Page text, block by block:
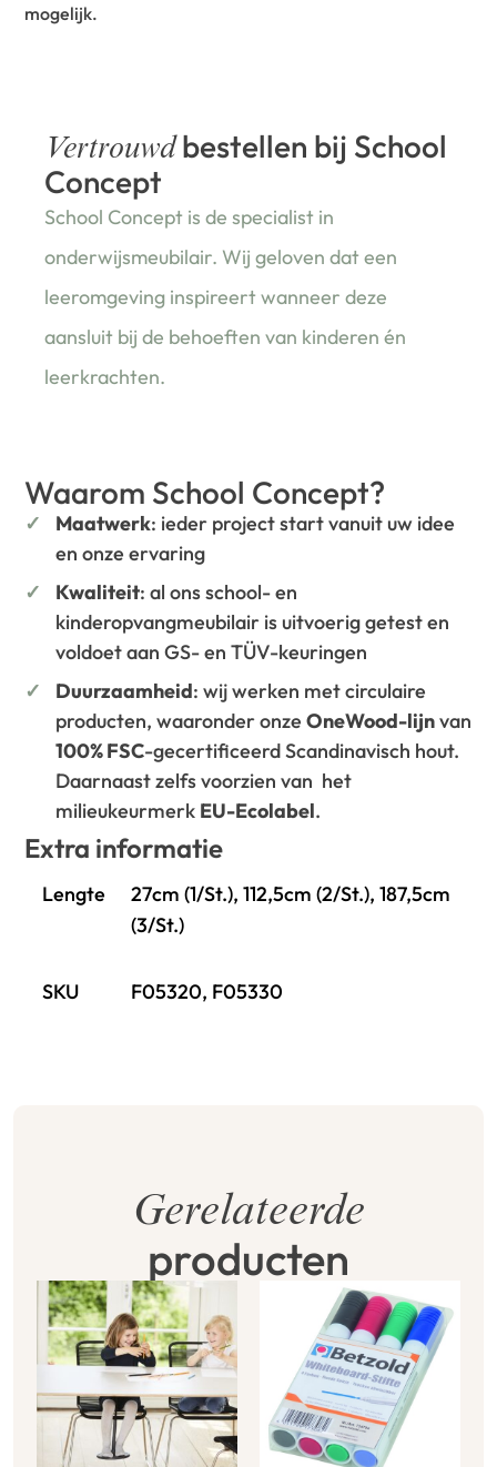
mogelijk.
Vertrouwdbestellen bij School
Concept
School Concept is de specialist in
onderwijsmeubilair. Wij geloven dat een
leeromgeving inspireert wanneer deze
aansluit bij de behoeften van kinderen én
leerkrachten.
Waarom School Concept?
Maatwerk: ieder project start vanuit uw idee
en onze ervaring
Kwaliteit: al ons school- en
kinderopvangmeubilair is uitvoerig getest en
voldoet aan GS- en TÜV-keuringen
Duurzaamheid: wij werken met circulaire
producten, waaronder onzeOneWood-lijnvan
100% FSC-gecertificeerd Scandinavisch hout.
Daarnaast zelfs voorzien van het
milieukeurmerk EU-Ecolabel.
Extra informatie
Lengte
27cm (1/St.), 112,5cm (2/St.), 187,5cm
(3/St.)
SKU F05320, F05330
Gerelateerde
producten